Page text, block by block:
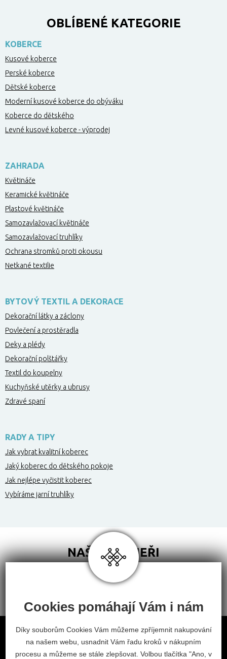
OBLÍBENÉ KATEGORIE
KOBERCE
Kusové koberce
Perské koberce
Dětské koberce
Moderní kusové koberce do obýváku
Koberce do dětského
Levné kusové koberce - výprodej
ZAHRADA
Květináče
Keramické květináče
Plastové květináče
Samozavlažovací květináče
Samozavlažovací truhlíky
Ochrana stromků proti okousu
Netkané textilie
BYTOVÝ TEXTIL A DEKORACE
Dekorační látky a záclony
Povlečení a prostěradla
Deky a plédy
Dekorační polštářky
Textil do koupelny
Kuchyňské utěrky a ubrusy
Zdravé spaní
RADY A TIPY
Jak vybrat kvalitní koberec
Jaký koberec do dětského pokoje
Jak nejlépe vyčistit koberec
Vybíráme jarní truhlíky
NAŠI PARTNEŘI
Obchodní podmínky
Odstoupení od smlouvy
Cookies pomáhají Vám i nám
Díky souborům Cookies Vám můžeme zpříjemnit nakupování
na našem webu, usnadnit Vám řadu kroků v nákupním
procesu a můžeme se stále zlepšovat. Volbou tlačítka "Ano, v